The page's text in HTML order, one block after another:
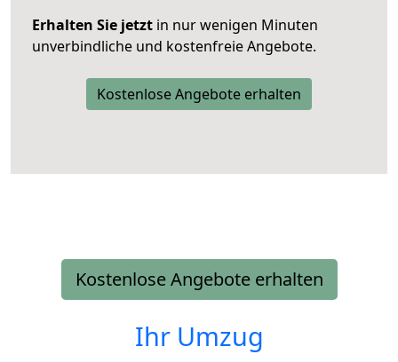
Erhalten Sie jetzt in nur wenigen Minuten
unverbindliche und kostenfreie Angebote.
Kostenlose Angebote erhalten
Kostenlose Angebote erhalten
Ihr Umzug